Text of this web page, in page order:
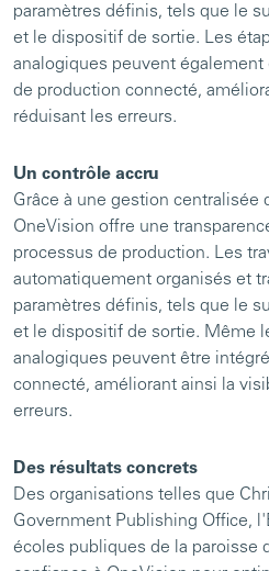
paramètres définis, tels que le
et le dispositif de sortie. Les
analogiques peuvent
de production connecté,
réduisant les erreurs.
Un contrôle accru
Grâce à une gestion centralisée
OneVision offre une
processus de production. Les
automatiquement organisés et
paramètres définis, tels que le
et le dispositif de sortie. Même
analogiques peuvent être
connecté, améliorant ainsi la
erreurs.
Des résultats concrets
Des organisations telles que
Government Publishing Office,
écoles publiques de la paroisse